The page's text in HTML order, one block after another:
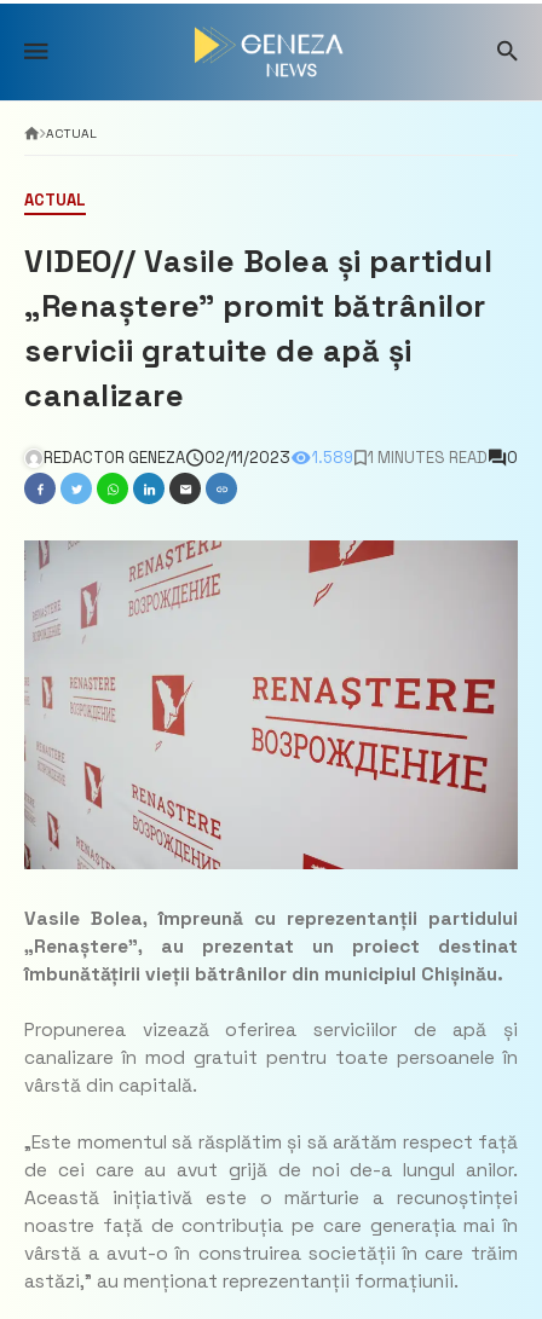
Skip
content
ACTUAL
ACTUAL
VIDEO// Vasile Bolea și partidul
„Renaștere” promit bătrânilor
servicii gratuite de apă și
canalizare
REDACTOR GENEZA 02/11/2023 1.589 1 MINUTES READ 0
Vasile Bolea, împreună cu reprezentanții partidului
„Renaștere”, au prezentat un proiect destinat
îmbunătățirii vieții bătrânilor din municipiul Chișinău.
Propunerea vizează oferirea serviciilor de apă și
canalizare în mod gratuit pentru toate persoanele în
vârstă din capitală.
„Este momentul să răsplătim și să arătăm respect față
de cei care au avut grijă de noi de-a lungul anilor.
Această inițiativă este o mărturie a recunoștinței
noastre față de contribuția pe care generația mai în
vârstă a avut-o în construirea societății în care trăim
astăzi,” au menționat reprezentanții formațiunii.